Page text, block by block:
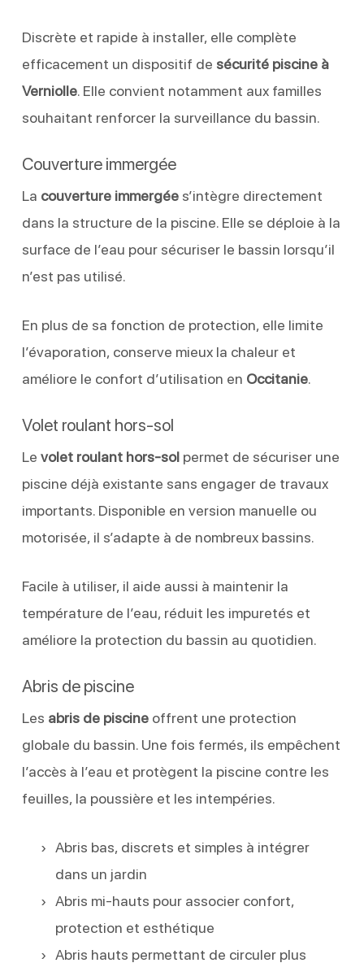
Discrète et rapide à installer, elle complète
efficacement un dispositif de sécurité piscine à
Verniolle. Elle convient notamment aux familles
souhaitant renforcer la surveillance du bassin.
Couverture immergée
La couverture immergées’intègre directement
dans la structure de la piscine. Elle se déploie à la
surface de l’eau pour sécuriser le bassin lorsqu’il
n’est pas utilisé.
En plus de sa fonction de protection, elle limite
l’évaporation, conserve mieux la chaleur et
améliore le confort d’utilisation en Occitanie.
Volet roulant hors-sol
Le volet roulant hors-solpermet de sécuriser une
piscine déjà existante sans engager de travaux
importants. Disponible en version manuelle ou
motorisée, il s’adapte à de nombreux bassins.
Facile à utiliser, il aide aussi à maintenir la
température de l’eau, réduit les impuretés et
améliore la protection du bassin au quotidien.
Abris de piscine
Les abris de piscineoffrent une protection
globale du bassin. Une fois fermés, ils empêchent
l’accès à l’eau et protègent la piscine contre les
feuilles, la poussière et les intempéries.
Abris bas, discrets et simples à intégrer
dans un jardin
Abris mi-hauts pour associer confort,
protection et esthétique
Abris hauts permettant de circuler plus